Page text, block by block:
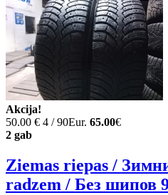
Akcija!
50.00 € 4 / 90Eur. 65.00€
2 gab
Ziemas riepas /
radzem / Без шипов